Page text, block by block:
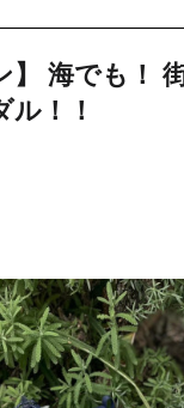
】 海でも！
！！